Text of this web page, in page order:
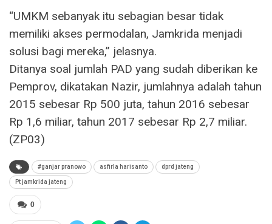
“UMKM sebanyak itu sebagian besar tidak
memiliki akses permodalan, Jamkrida menjadi
solusi bagi mereka,” jelasnya.
Ditanya soal jumlah PAD yang sudah diberikan ke
Pemprov, dikatakan Nazir, jumlahnya adalah tahun
2015 sebesar Rp 500 juta, tahun 2016 sebesar
Rp 1,6 miliar, tahun 2017 sebesar Rp 2,7 miliar.
(ZP03)
#ganjar pranowo asfirla harisanto dprd jateng
Pt jamkrida jateng
0